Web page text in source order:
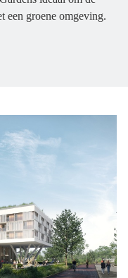
een groene omgeving.